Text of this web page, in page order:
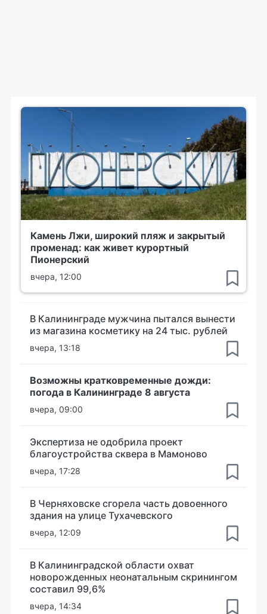
Камень Лжи, широкий пляж и закрытый
променад: как живет курортный
Пионерский
вчера, 12:00
В Калининграде мужчина пытался вынести
из магазина косметику на 24 тыс. рублей
вчера, 13:18
Возможны кратковременные дожди:
погода в Калининграде 8 августа
вчера, 09:00
Экспертиза не одобрила проект
благоустройства сквера в Мамоново
вчера, 17:28
В Черняховске сгорела часть довоенного
здания на улице Тухачевского
вчера, 12:09
В Калининградской области охват
новорожденных неонатальным скринингом
составил 99,6%
вчера, 14:34